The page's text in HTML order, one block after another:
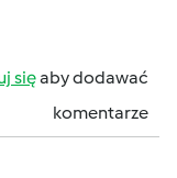
sięaby dodawać
komentarze